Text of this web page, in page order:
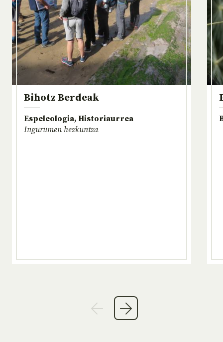
Bihotz Berdeak
Espeleologia, Historiaurrea
Ingurumen hezkuntza